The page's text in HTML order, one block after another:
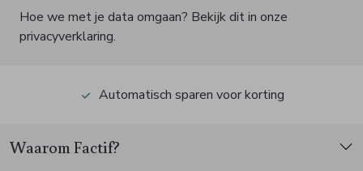
Hoe we met je data omgaan? Bekijk dit in onze
privacyverklaring.
Automatisch sparen voor korting
Waarom Factif?